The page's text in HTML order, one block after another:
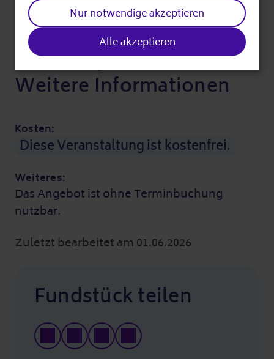
Fragen beantwortet:
Mathias Wilhelm und Dörte Kleyling
030 5445330533 (Das Infotelefon von
Silbernetz e. V.)
Weitere Informationen
Kosten:
Diese Veranstaltung ist kostenfrei.
Weiteres:
Das Angebot ist ohne Terminbuchung
nutzbar.
Zuletzt bearbeitet am 01.06.2026
Fundstück teilen
Nur notwendige akzeptieren
Alle akzeptieren